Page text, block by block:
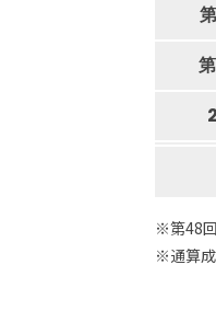
※第48
※通算成